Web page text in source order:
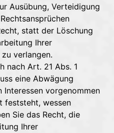
Ausübung, Verteidigung
statt der Löschung
Ihrer
verlangen.
nach Art. 21 Abs. 1
eine Abwägung
Interessen vorgenommen
feststeht, wessen
Sie das Recht, die
Ihrer